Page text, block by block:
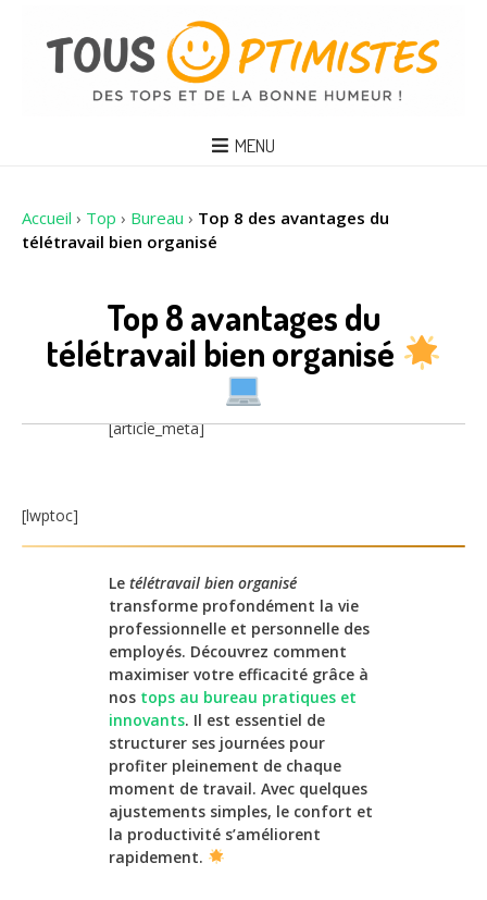
MENU
Accueil › Top › Bureau › Top 8 des avantages du
télétravail bien organisé
Top 8 avantages du
télétravail bien organisé
[article_meta]
[lwptoc]
Le télétravail bien organisé
transforme profondément la vie
professionnelle et personnelle des
employés. Découvrez comment
maximiser votre efficacité grâce à
nos tops au bureau pratiques et
innovants. Il est essentiel de
structurer ses journées pour
profiter pleinement de chaque
moment de travail. Avec quelques
ajustements simples, le confort et
la productivité s’améliorent
rapidement.